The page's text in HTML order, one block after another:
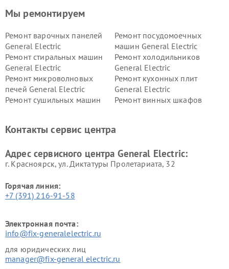
Мы ремонтируем
Ремонт варочных панелей
General Electric
Ремонт посудомоечных
машин General Electric
Ремонт стиральных машин
General Electric
Ремонт холодильников
General Electric
Ремонт микроволновых
печей General Electric
Ремонт кухонных плит
General Electric
Ремонт сушильных машин
Ремонт винных шкафов
Electric
General Electric
Контакты сервис центра
Адрес сервисного центра General Electric:
г. Красноярск, ул. Диктатуры Пролетариата, 32
Горячая линия:
+7 (391) 216-91-58
Электронная почта:
info@fix-generalelectric.ru
для юридических лиц
manager@fix-general electric.ru